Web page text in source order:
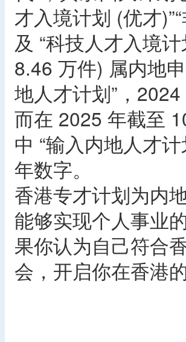
才入境计划 (优才
及 “科技人才入境
8.46 万件) 属内地
地人才计划”，
而在 2025 年截至
中 “输入内地人才
年数字。
香港专才计划为内
能够实现个人事业
果你认为自己符合
会，开启你在香港